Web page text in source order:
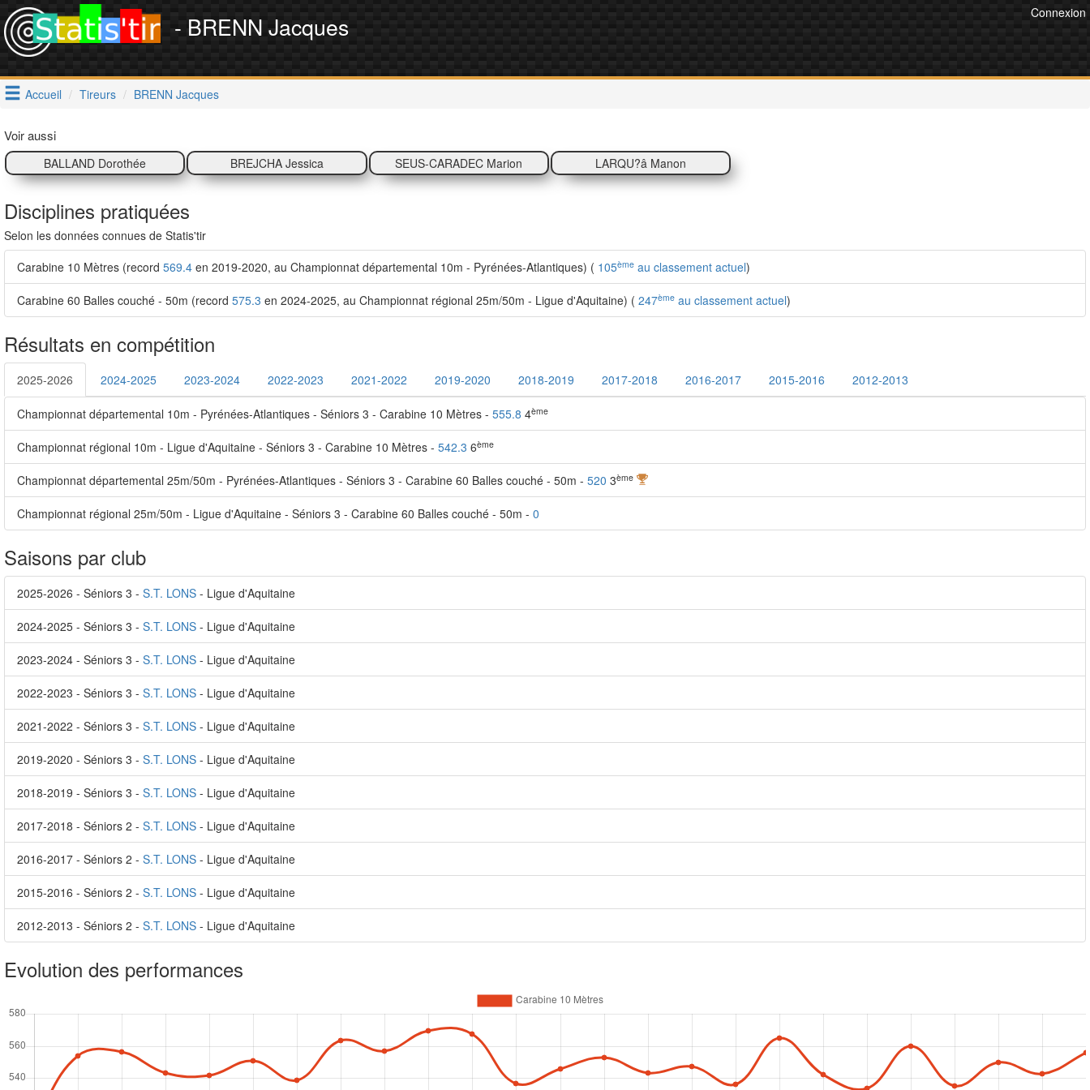
Connexion
- BRENN Jacques
Accueil Tireurs BRENN Jacques
Voir aussi
BALLAND Dorothée BREJCHA Jessica SEUS-CARADEC Marion LARQU?â Manon
Disciplines pratiquées
Selon les données connues de Statis'tir
Carabine 10 Mètres (record 569.4 en 2019-2020, au Championnat départemental 10m - Pyrénées-Atlantiques) ( 105ème au classement actuel)
Carabine 60 Balles couché - 50m (record 575.3 en 2024-2025, au Championnat régional 25m/50m - Ligue d'Aquitaine) ( 247ème au classement actuel)
Résultats en compétition
2025-2026 2024-2025 2023-2024 2022-2023 2021-2022 2019-2020 2018-2019 2017-2018 2016-2017 2015-2016 2012-2013
Championnat départemental 10m - Pyrénées-Atlantiques - Séniors 3 - Carabine 10 Mètres - 555.8 4ème
Championnat régional 10m - Ligue d'Aquitaine - Séniors 3 - Carabine 10 Mètres - 542.3 6ème
Championnat départemental 25m/50m - Pyrénées-Atlantiques - Séniors 3 - Carabine 60 Balles couché - 50m - 520 3ème
Championnat régional 25m/50m - Ligue d'Aquitaine - Séniors 3 - Carabine 60 Balles couché - 50m - 0
Saisons par club
2025-2026 - Séniors 3 - S.T. LONS - Ligue d'Aquitaine
2024-2025 - Séniors 3 - S.T. LONS - Ligue d'Aquitaine
2023-2024 - Séniors 3 - S.T. LONS - Ligue d'Aquitaine
2022-2023 - Séniors 3 - S.T. LONS - Ligue d'Aquitaine
2021-2022 - Séniors 3 - S.T. LONS - Ligue d'Aquitaine
2019-2020 - Séniors 3 - S.T. LONS - Ligue d'Aquitaine
2018-2019 - Séniors 3 - S.T. LONS - Ligue d'Aquitaine
2017-2018 - Séniors 2 - S.T. LONS - Ligue d'Aquitaine
2016-2017 - Séniors 2 - S.T. LONS - Ligue d'Aquitaine
2015-2016 - Séniors 2 - S.T. LONS - Ligue d'Aquitaine
2012-2013 - Séniors 2 - S.T. LONS - Ligue d'Aquitaine
Evolution des performances